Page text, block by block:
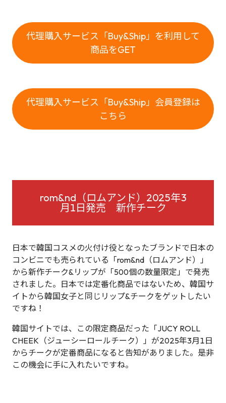
代理購入サービス「Buy&Ship」を利用して
商品をGET
代理購入サービス「Buy&Ship」会員登録は
こちら
rom&nd（ロムアンド）2025年3
月1日発売 新作チーク
日本で韓国コスメの火付け役となったブランドで日本の
コンビニでも売られている「rom&nd（ロムアンド）」
から新作チーク&リップが「500個の数量限定」で発売
されました。日本では定番化商品ではないため、韓国サ
イトから韓国女子と同じリップ&チークをゲットしたい
ですね！
韓国サイトでは、この限定商品だった「JUCY ROLL
CHEEK（ジューシーロールチーク）」が2025年3月1日
からチークが定番商品になると告知がありました。是非
この機会に手に入れたいですね。